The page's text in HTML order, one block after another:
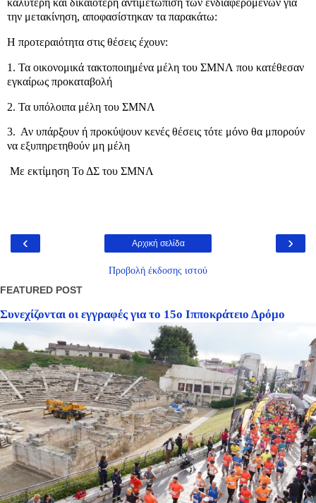
καλύτερη και δικαιότερη αντιμετώπιση των ενδιαφερομένων για
την μετακίνηση, αποφασίστηκαν τα παρακάτω:
Η προτεραιότητα στις θέσεις έχουν:
1. Τα οικονομικά τακτοποιημένα μέλη του ΣΜΝΛ που κατέθεσαν
εγκαίρως προκαταβολή
2. Τα υπόλοιπα μέλη του ΣΜΝΛ
3. Αν υπάρξουν ή προκύψουν κενές θέσεις τότε μόνο θα μπορούν
να εξυπηρετηθούν μη μέλη
Με εκτίμηση Το ΔΣ του ΣΜΝΛ
‹ ›
Αρχική σελίδα
Προβολή έκδοσης ιστού
FEATURED POST
Συνεχίζονται οι εγγραφές για το 15ο Ιπποκράτειο Δρόμο